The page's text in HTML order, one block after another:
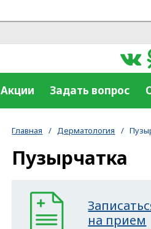
Акции Задать вопрос
Главная / Дерматология /
Пузырчатка
на прием